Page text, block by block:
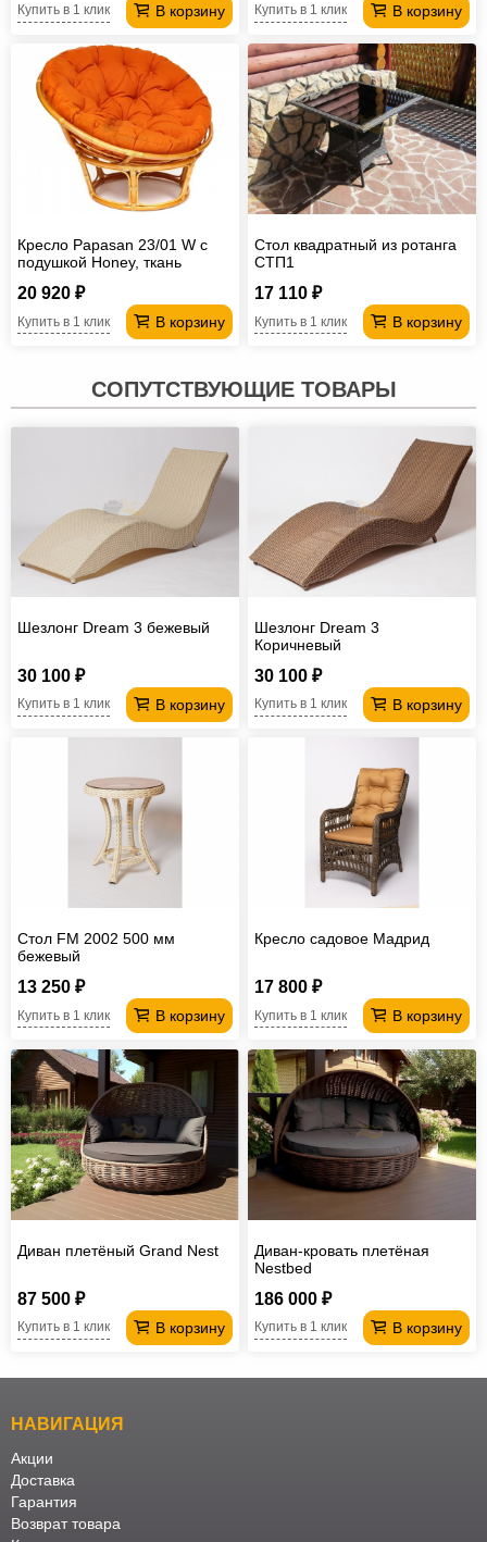
В корзину
Купить в 1 клик В корзину
Купить в 1 клик
Кресло Papasan 23/01 W с
подушкой Honey, ткань
20 920 ₽
В корзину
Купить в 1 клик
Стол квадратный из ротанга
СТП1
17 110 ₽
В корзину
Купить в 1 клик
СОПУТСТВУЮЩИЕ ТОВАРЫ
Шезлонг Dream 3 бежевый
30 100 ₽
В корзину
Купить в 1 клик
Шезлонг Dream 3
Коричневый
30 100 ₽
В корзину
Купить в 1 клик
Стол FM 2002 500 мм
бежевый
13 250 ₽
В корзину
Купить в 1 клик
Кресло садовое Мадрид
17 800 ₽
В корзину
Купить в 1 клик
Диван плетёный Grand Nest
87 500 ₽
В корзину
Купить в 1 клик
Диван-кровать плетёная
Nestbed
186 000 ₽
В корзину
Купить в 1 клик
НАВИГАЦИЯ
Акции
Доставка
Гарантия
Возврат товара